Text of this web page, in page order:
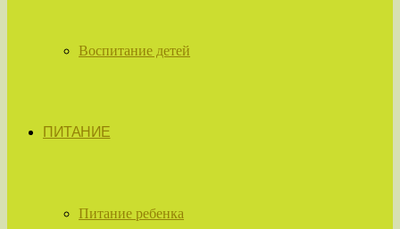
Воспитание детей
ПИТАНИЕ
Питание ребенка